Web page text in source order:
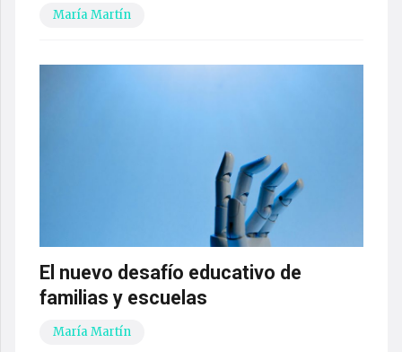
María Martín
El nuevo desafío educativo de
familias y escuelas
María Martín